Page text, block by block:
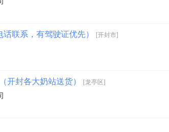
话联系，有驾驶证优先） [开封市]
开封各大奶站送货） [龙亭区]